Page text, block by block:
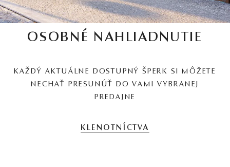
OSOBNÉ NAHLIADNUTIE
KAŽDÝ AKTUÁLNE DOSTUPNÝ ŠPERK SI MÔŽETE
NECHAŤ PRESUNÚŤ DO VAMI VYBRANEJ
PREDAJNE
KLENOTNÍCTVA